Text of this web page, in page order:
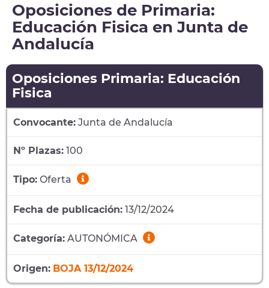
Oposiciones de Primaria:
Educación Fisica en Junta de
Andalucía
Oposiciones Primaria: Educación
Fisica
Convocante: Junta de Andalucía
Nº Plazas: 100
Tipo: Oferta
Fecha de publicación: 13/12/2024
Categoría: AUTONÓMICA
Origen: BOJA 13/12/2024